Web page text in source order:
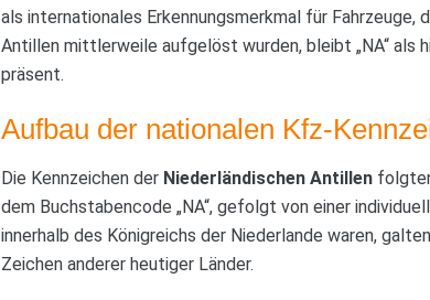
als internationales Erkennungsmerkmal für
Antillen mittlerweile aufgelöst wurden, bleibt „NA“ als
präsent.
Aufbau der nationalen Kfz-
Die Kennzeichen der Niederländischen Antillen
dem Buchstabencode „NA“, gefolgt von einer
innerhalb des Königreichs der Niederlande waren,
Zeichen anderer heutiger Länder.